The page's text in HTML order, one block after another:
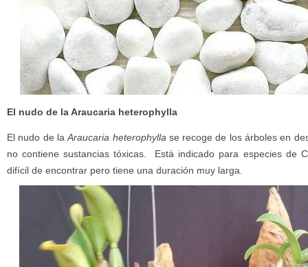
El nudo de la Araucaria heterophylla
El nudo de laAraucaria heterophylla se recoge de los árboles en
no contiene sustancias tóxicas. Está indicado para especies de
difícil de encontrar pero tiene una duración muy larga.